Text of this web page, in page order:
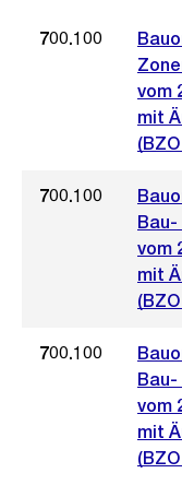
700.100
vom
mit
700.100
Bau-
vom
mit
700.100
Bau-
vom
mit